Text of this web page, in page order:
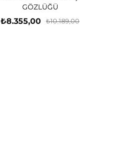
GÖZLÜĞÜ
₺8.355,00 ₺10.189,00